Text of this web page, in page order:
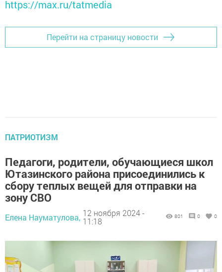
https://max.ru/tatmedia
Перейти на страницу новости
ПАТРИОТИЗМ
Педагоги, родители, обучающиеся школ
Ютазинского района присоединились к
сбору теплых вещей для отправки на
зону СВО
Елена Науматулова, 12 ноября 2024 -
11:18
801 0 0